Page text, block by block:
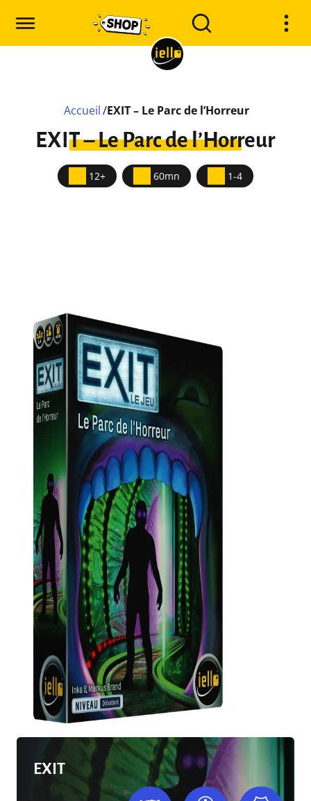
Accueil /EXIT – Le Parc de l’Horreur
EXIT – Le Parc de l’Horreur
12+ 60mn 1-4
EXIT